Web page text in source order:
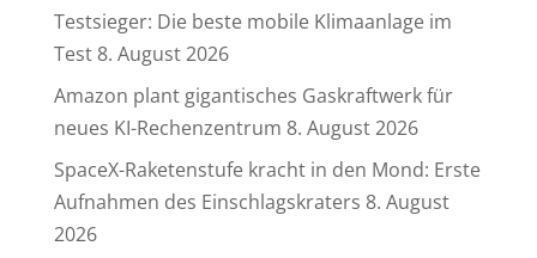
Testsieger: Die beste mobile Klimaanlage im
Test 8. August 2026
Amazon plant gigantisches Gaskraftwerk für
neues KI-Rechenzentrum 8. August 2026
SpaceX-Raketenstufe kracht in den Mond: Erste
Aufnahmen des Einschlagskraters 8. August
2026